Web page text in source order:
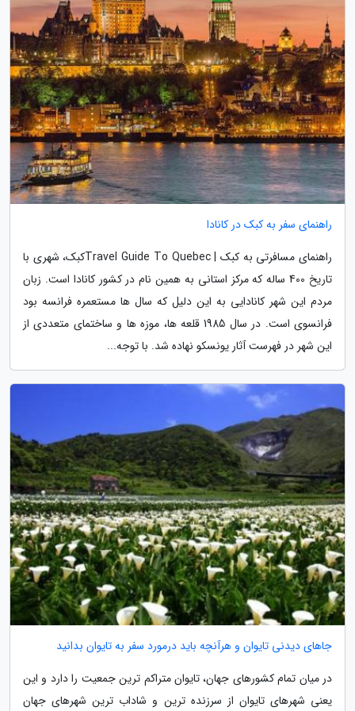
راهنمای سفر به کبک در کانادا
راهنمای مسافرتی به کبک | Travel Guide To Quebecکبک، شهری با
تاریخ 400 ساله که مرکز استانی به همین نام در کشور کانادا است. زبان
مردم این شهر کانادایی به این دلیل که سال ها مستعمره فرانسه بود
فرانسوی است. در سال 1985 قلعه ها، موزه ها و ساختمای متعددی از
این شهر در فهرست آثار یونسکو نهاده شد. با توجه...
جاهای دیدنی تایوان و هرآنچه باید درمورد سفر به تایوان بدانید
در میان تمام کشورهای جهان، تایوان متراکم ترین جمعیت را دارد و این
یعنی شهرهای تایوان از سرزنده ترین و شاداب ترین شهرهای جهان